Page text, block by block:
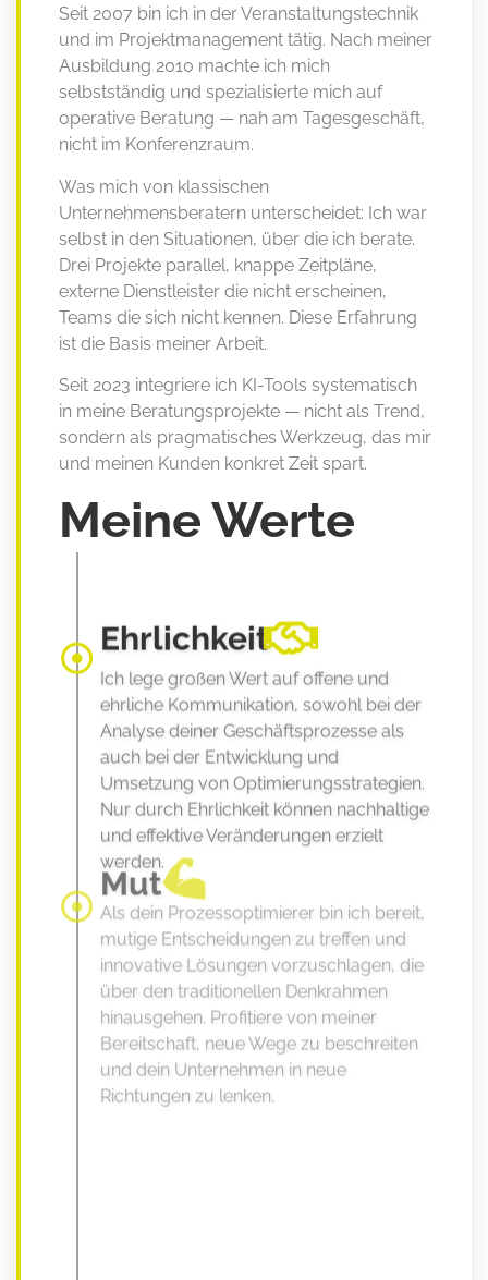
Seit 2007 bin ich in der Veranstaltungstechnik
und im Projektmanagement tätig. Nach meiner
Ausbildung 2010 machte ich mich
selbstständig und spezialisierte mich auf
operative Beratung — nah am Tagesgeschäft,
nicht im Konferenzraum.
Was mich von klassischen
Unternehmensberatern unterscheidet: Ich war
selbst in den Situationen, über die ich berate.
Drei Projekte parallel, knappe Zeitpläne,
externe Dienstleister die nicht erscheinen,
Teams die sich nicht kennen. Diese Erfahrung
ist die Basis meiner Arbeit.
Seit 2023 integriere ich KI-Tools systematisch
in meine Beratungsprojekte — nicht als Trend,
sondern als pragmatisches Werkzeug, das mir
und meinen Kunden konkret Zeit spart.
Meine Werte
Ehrlichkeit
Ich lege großen Wert auf offene und
ehrliche Kommunikation, sowohl bei der
Analyse deiner Geschäftsprozesse als
auch bei der Entwicklung und
Umsetzung von Optimierungsstrategien.
Nur durch Ehrlichkeit können nachhaltige
und effektive Veränderungen erzielt
werden.
Mut
Als dein Prozessoptimierer bin ich bereit,
mutige Entscheidungen zu treffen und
innovative Lösungen vorzuschlagen, die
über den traditionellen Denkrahmen
hinausgehen. Profitiere von meiner
Bereitschaft, neue Wege zu beschreiten
und dein Unternehmen in neue
Richtungen zu lenken.